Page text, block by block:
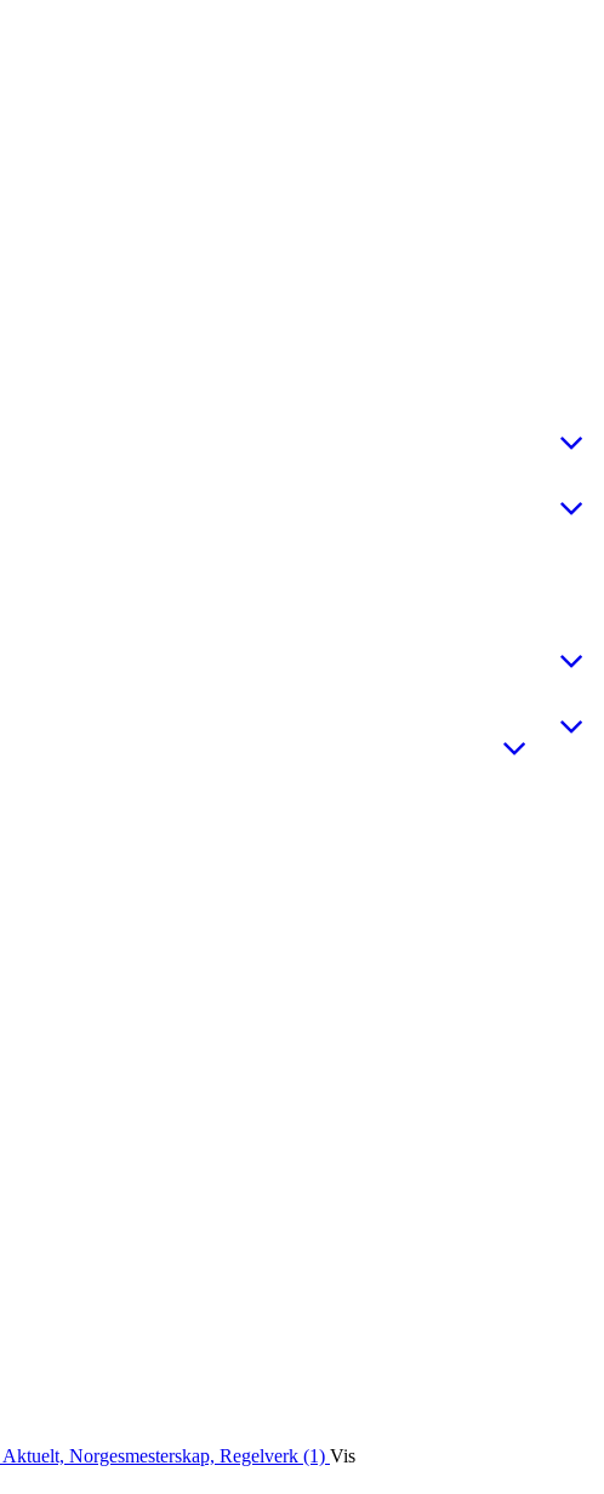
Aktuelt, Norgesmesterskap, Regelverk (1) Vis